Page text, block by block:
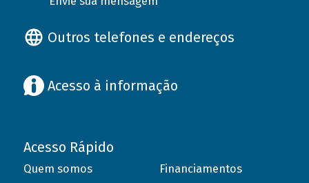
Outros telefones e endereços
Acesso à informação
Acesso Rápido
Quem somos
Financiamentos